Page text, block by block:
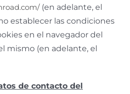
(en adelante, el
establecer las condiciones
en el navegador del
mismo (en adelante, el
de contacto del